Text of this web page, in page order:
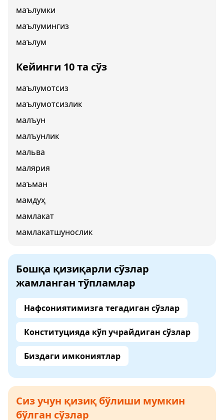
маълумки
маълумингиз
маълум
Кейинги 10 та сўз
маълумотсиз
маълумотсизлик
малъун
малъунлик
мальва
малярия
маъман
мамдуҳ
мамлакат
мамлакатшунослик
Бошқа қизиқарли сўзлар
жамланган тўпламлар
Нафсониятимизга тегадиган сўзлар
Конституцияда кўп учрайдиган сўзлар
Биздаги имкониятлар
Сиз учун қизиқ бўлиши мумкин
бўлган сўзлар